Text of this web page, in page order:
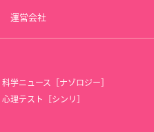
運営会社
科学ニュース［ナゾロジー］
心理テスト［シンリ］